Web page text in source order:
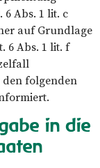
Abs. 1 lit. c
auf Grundlage
6 Abs. 1 lit. f
folgenden
in die